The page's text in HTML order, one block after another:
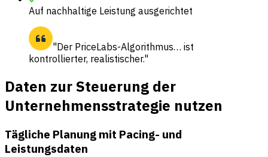
Auf nachhaltige Leistung ausgerichtet
"Der PriceLabs-Algorithmus… ist
kontrollierter, realistischer."
Daten zur Steuerung der
Unternehmensstrategie nutzen
Tägliche Planung mit Pacing- und
Leistungsdaten